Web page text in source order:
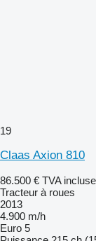
19
Claas Axion 810
86.500 € TVA incluse
Tracteur à roues
2013
4.900 m/h
Euro 5